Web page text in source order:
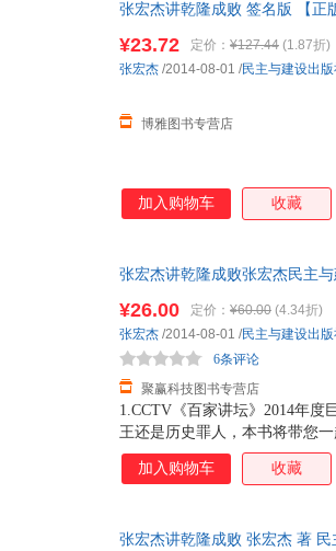
张宏杰讲乾隆成败 签名版 【正
¥23.72 定价： ¥127.44 (1.87折)
博雅图书专营店
张宏杰 /2014-08-01 /民主与建设出
加入购物车 收藏
张宏杰讲乾隆成败张宏杰民主
1.CCTV《百家讲坛》2014年
王还是历史罪人，本书将带您
功的皇帝，将中国传统社会推
重失误，为大清王朝在鸦片战
影响力俱佳的大众历史读物，
¥26.00 定价： ¥60.00 (4.34折)
聚赢科技图书专营店
6条评论
张宏杰 /2014-08-01 /民主与建设出
加入购物车 收藏
张宏杰讲乾隆成败 张宏杰 著